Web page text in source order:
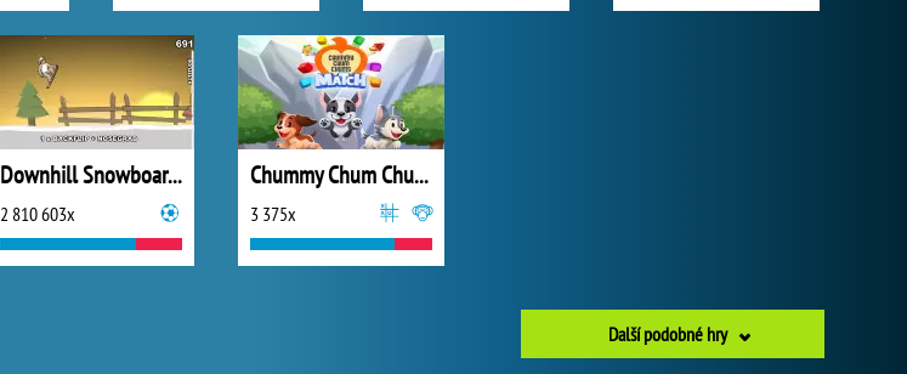
Downhill Snowboard 3
2 810 603x
Chummy Chum Chums: Match
3 375x
Další podobné hry